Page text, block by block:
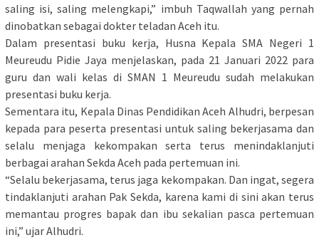
saling isi, saling melengkapi,” imbuh Taqwallah yang pernah
dinobatkan sebagai dokter teladan Aceh itu.
Dalam presentasi buku kerja, Husna Kepala SMA Negeri 1
Meureudu Pidie Jaya menjelaskan, pada 21 Januari 2022 para
guru dan wali kelas di SMAN 1 Meureudu sudah melakukan
presentasi buku kerja.
Sementara itu, Kepala Dinas Pendidikan Aceh Alhudri, berpesan
kepada para peserta presentasi untuk saling bekerjasama dan
selalu menjaga kekompakan serta terus menindaklanjuti
berbagai arahan Sekda Aceh pada pertemuan ini.
“Selalu bekerjasama, terus jaga kekompakan. Dan ingat, segera
tindaklanjuti arahan Pak Sekda, karena kami di sini akan terus
memantau progres bapak dan ibu sekalian pasca pertemuan
ini,” ujar Alhudri.